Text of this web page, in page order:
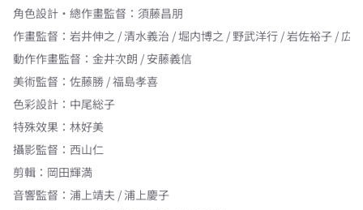
角色設計・總作畫監督 ： 須藤昌朋
作畫監督 ： 岩井伸之 / 清水義治 / 堀内博之 / 野武洋行 / 岩佐裕子 / 広
動作作畫監督 ： 金井次朗 / 安藤義信
美術監督 ： 佐藤勝 / 福島孝喜
色彩設計 ： 中尾総子
特殊效果 ： 林好美
攝影監督 ： 西山仁
剪輯 ： 岡田輝満
音響監督 ： 浦上靖夫 / 浦上慶子